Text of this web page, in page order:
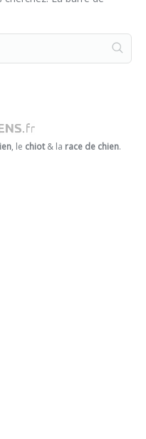
, le chiot& la race de chien.